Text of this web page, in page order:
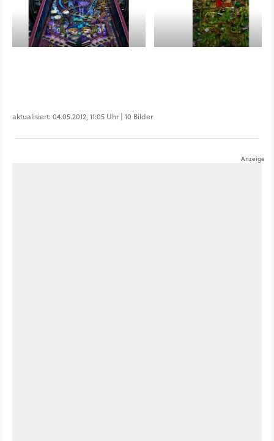
aktualisiert: 04.05.2012, 11:05 Uhr | 10 Bilder